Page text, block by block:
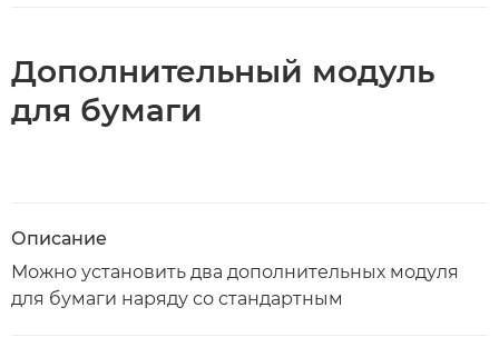
Дополнительный модуль
для бумаги
Описание
Можно установить два дополнительных модуля
для бумаги наряду со стандартным